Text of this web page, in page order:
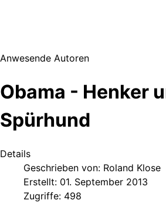
Anwesende Autoren
Obama - Henker
Spürhund
Details
Geschrieben von: Roland Klose
Erstellt: 01. September 2013
Zugriffe: 498